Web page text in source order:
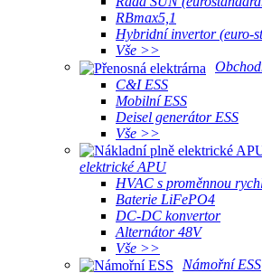
RBmax5,1
Hybridní invertor (euro-
Vše >>
C&I ESS
Mobilní ESS
Deisel generátor ESS
Vše >>
elektrické APU
HVAC s proměnnou
Baterie LiFePO4
DC-DC konvertor
Alternátor 48V
Vše >>
Námořní ESS